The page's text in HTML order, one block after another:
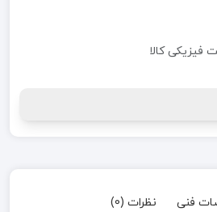
فیزیکی کالا
فنی نظرات (0)